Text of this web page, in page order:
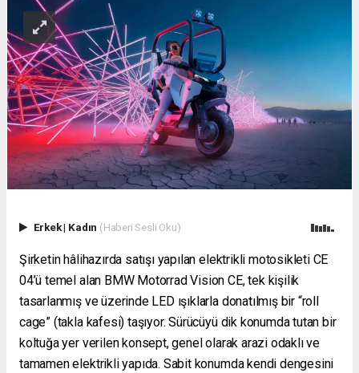
Erkek| Kadın (Haberi Sesli Oku)
Şirketin hâlihazırda satışı yapılan elektrikli motosikleti CE
04’ü temel alan BMW Motorrad Vision CE, tek kişilik
tasarlanmış ve üzerinde LED ışıklarla donatılmış bir “roll
cage” (takla kafesi) taşıyor. Sürücüyü dik konumda tutan bir
koltuğa yer verilen konsept, genel olarak arazi odaklı ve
tamamen elektrikli yapıda. Sabit konumda kendi dengesini